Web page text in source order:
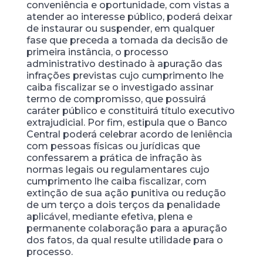
conveniência e oportunidade, com vistas a
atender ao interesse público, poderá deixar
de instaurar ou suspender, em qualquer
fase que preceda a tomada da decisão de
primeira instância, o processo
administrativo destinado à apuração das
infrações previstas cujo cumprimento lhe
caiba fiscalizar se o investigado assinar
termo de compromisso, que possuirá
caráter público e constituirá título executivo
extrajudicial. Por fim, estipula que o Banco
Central poderá celebrar acordo de leniência
com pessoas físicas ou jurídicas que
confessarem a prática de infração às
normas legais ou regulamentares cujo
cumprimento lhe caiba fiscalizar, com
extinção de sua ação punitiva ou redução
de um terço a dois terços da penalidade
aplicável, mediante efetiva, plena e
permanente colaboração para a apuração
dos fatos, da qual resulte utilidade para o
processo.